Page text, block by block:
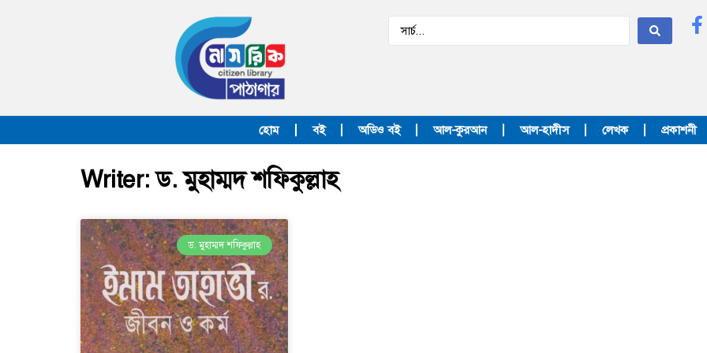
হোম বই অডিও বই আল-কুরআন আল-হাদীস লেখক প্রকাশনী
Writer: ড. মুহাম্মদ শফিকুল্লাহ
ড. মুহাম্মদ শফিকুল্লাহ